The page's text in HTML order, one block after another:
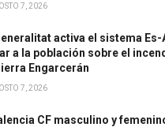
7, 2026
activa el sistema
a la población sobre el
Engarcerán
7, 2026
CF masculino y